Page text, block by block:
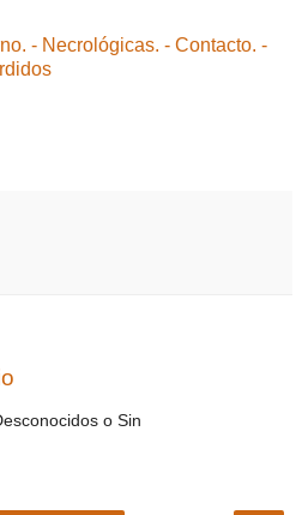
- Necrológicas. - Contacto. -
o Sin